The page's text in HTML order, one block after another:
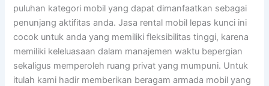
puluhan kategori mobil yang dapat dimanfaatkan sebagai
penunjang aktifitas anda. Jasa rental mobil lepas kunci ini
cocok untuk anda yang memiliki fleksibilitas tinggi, karena
memiliki keleluasaan dalam manajemen waktu bepergian
sekaligus memperoleh ruang privat yang mumpuni. Untuk
itulah kami hadir memberikan beragam armada mobil yang